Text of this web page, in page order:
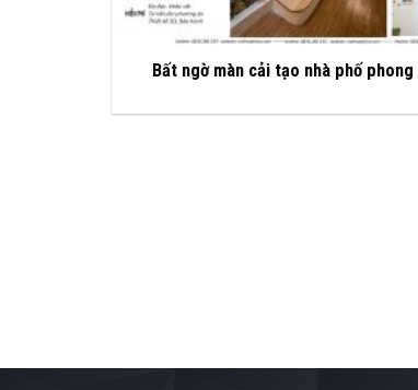
Bất ngờ màn cải tạo nhà phố